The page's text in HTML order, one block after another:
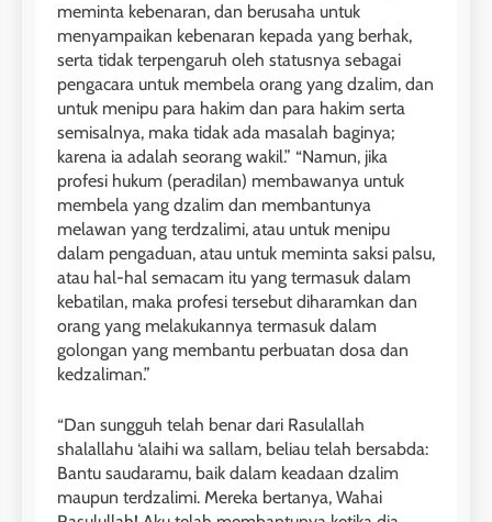
meminta kebenaran, dan berusaha untuk
menyampaikan kebenaran kepada yang berhak,
serta tidak terpengaruh oleh statusnya sebagai
pengacara untuk membela orang yang dzalim, dan
untuk menipu para hakim dan para hakim serta
semisalnya, maka tidak ada masalah baginya;
karena ia adalah seorang wakil.” “Namun, jika
profesi hukum (peradilan) membawanya untuk
membela yang dzalim dan membantunya
melawan yang terdzalimi, atau untuk menipu
dalam pengaduan, atau untuk meminta saksi palsu,
atau hal-hal semacam itu yang termasuk dalam
kebatilan, maka profesi tersebut diharamkan dan
orang yang melakukannya termasuk dalam
golongan yang membantu perbuatan dosa dan
kedzaliman.”
“Dan sungguh telah benar dari Rasulallah
shalallahu ‘alaihi wa sallam, beliau telah bersabda:
Bantu saudaramu, baik dalam keadaan dzalim
maupun terdzalimi. Mereka bertanya, Wahai